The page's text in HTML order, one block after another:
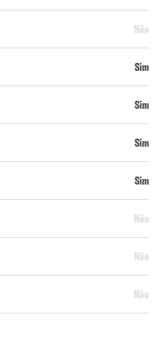
Não
Sim
Sim
Sim
Sim
Não
Não
Não